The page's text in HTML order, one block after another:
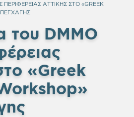
ΑΤΤΙΚΗΣ ΣΤΟ «GREEK
του DMMO
«Greek